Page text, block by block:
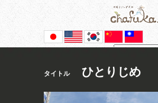
Powered by
タイトル ひとりじめ